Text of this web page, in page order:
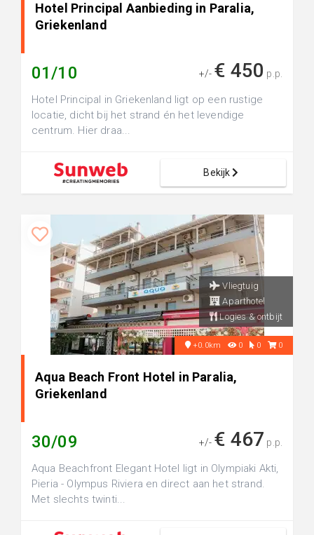
Hotel Principal Aanbieding in Paralia,
Griekenland
01/10 +/- € 450 p.p.
Hotel Principal in Griekenland ligt op een rustige
locatie, dicht bij het strand én het levendige
centrum. Hier draa...
Bekijk
Vliegtuig
Aparthotel
Logies & ontbijt
+0.0km 0 0 0
Aqua Beach Front Hotel in Paralia,
Griekenland
30/09 +/- € 467 p.p.
Aqua Beachfront Elegant Hotel ligt in Olympiaki Akti,
Pieria - Olympus Riviera en direct aan het strand.
Met slechts twinti...